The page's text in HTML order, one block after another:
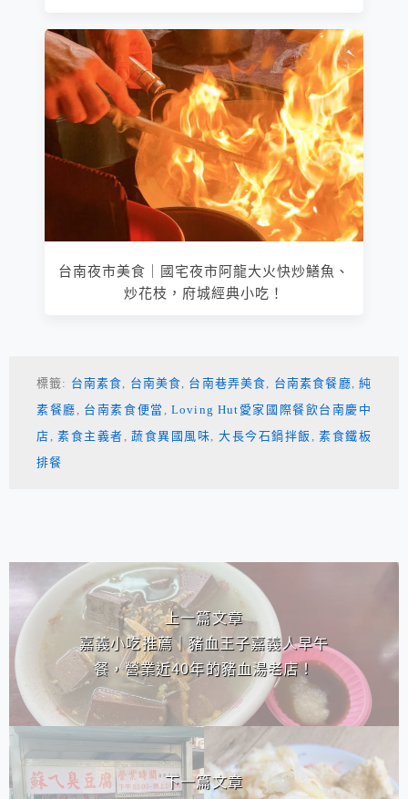
台南夜市美食｜國宅夜市阿龍大火快炒鱔魚、
炒花枝，府城經典小吃！
標籤: 台南素食, 台南美食, 台南巷弄美食, 台南素食餐廳, 純
素餐廳 , 台南素食便當 ,Loving Hut愛家國際餐飲台南慶中
店 ,素食主義者 ,蔬食異國風味,大長今石鍋拌飯 ,素食鐵板
排餐
相連文章
上一篇文章
嘉義小吃推薦｜豬血王子嘉義人早午
餐，營業近40年的豬血湯老店！
下一篇文章